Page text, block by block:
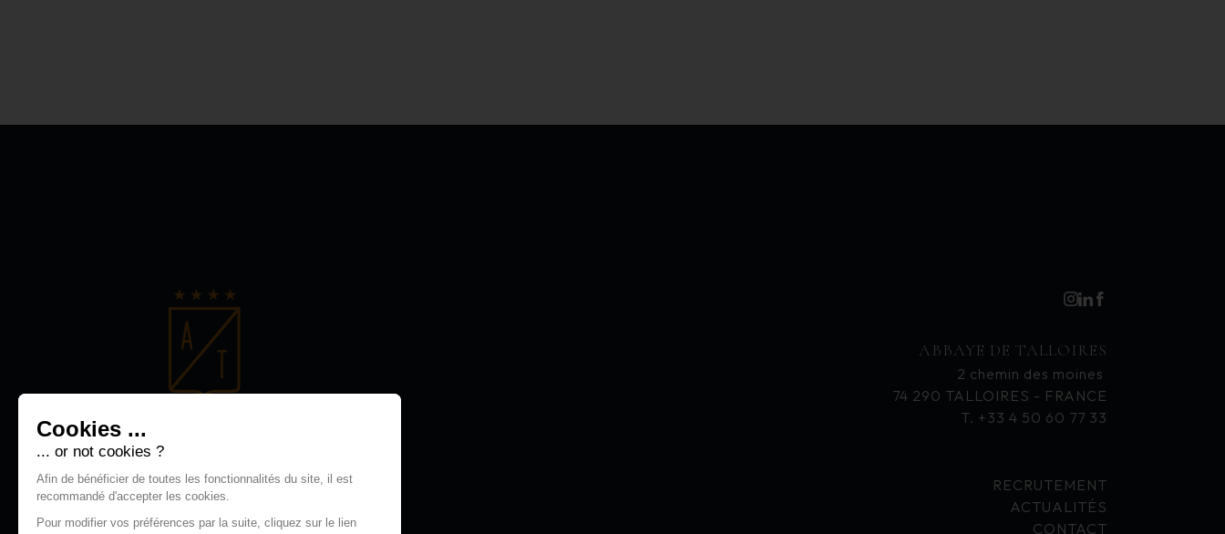
Cookies ...
... or not cookies ?
Afin de bénéficier de toutes les fonctionnalités du site, il est
recommandé d'accepter les cookies.
Pour modifier vos préférences par la suite, cliquez sur le lien
ABBAYE DE TALLOIRES
2 chemin des moines
74 290 TALLOIRES - FRANCE
T. +33 4 50 60 77 33
RECRUTEMENT
ACTUALITÉS
CONTACT